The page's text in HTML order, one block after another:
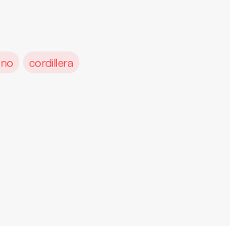
cordillera